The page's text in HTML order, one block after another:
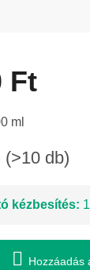
Ft
ml
(>10 db)
kézbesítés:
Hozzáadás